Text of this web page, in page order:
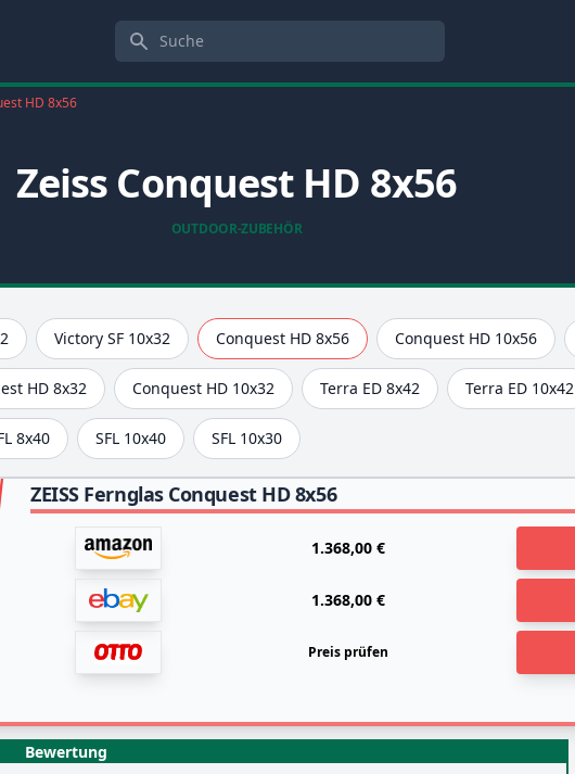
Suche
HD 8x56
Zeiss Conquest HD 8x56
OUTDOOR-ZUBEHÖR
Victory SF 10x32 Conquest HD 8x56 Conquest HD 10x56
HD 8x32 Conquest HD 10x32 Terra ED 8x42 Terra ED 10x42
8x40 SFL 10x40 SFL 10x30
ZEISS Fernglas Conquest HD 8x56
1.368,00 €
1.368,00 €
Preis prüfen
Bewertung